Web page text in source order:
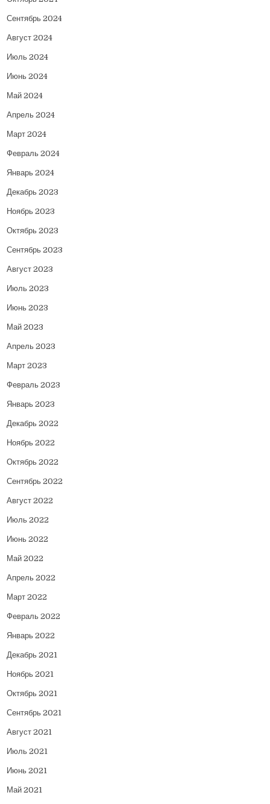
Сентябрь 2024
Август 2024
Июль 2024
Июнь 2024
Май 2024
Апрель 2024
Март 2024
Февраль 2024
Январь 2024
Декабрь 2023
Ноябрь 2023
Октябрь 2023
Сентябрь 2023
Август 2023
Июль 2023
Июнь 2023
Май 2023
Апрель 2023
Март 2023
Февраль 2023
Январь 2023
Декабрь 2022
Ноябрь 2022
Октябрь 2022
Сентябрь 2022
Август 2022
Июль 2022
Июнь 2022
Май 2022
Апрель 2022
Март 2022
Февраль 2022
Январь 2022
Декабрь 2021
Ноябрь 2021
Октябрь 2021
Сентябрь 2021
Август 2021
Июль 2021
Июнь 2021
Май 2021